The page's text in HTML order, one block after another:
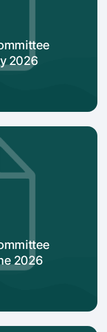
2026
2026
Advisory